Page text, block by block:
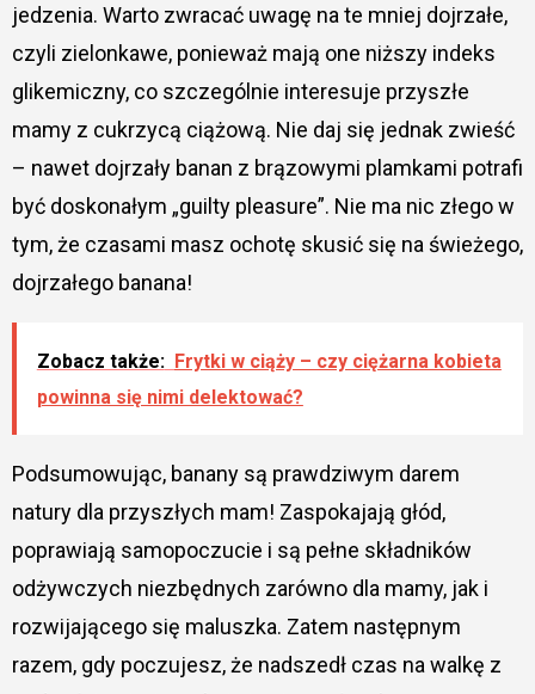
jedzenia. Warto zwracać uwagę na te mniej dojrzałe,
czyli zielonkawe, ponieważ mają one niższy indeks
glikemiczny, co szczególnie interesuje przyszłe
mamy z cukrzycą ciążową. Nie daj się jednak zwieść
– nawet dojrzały banan z brązowymi plamkami potrafi
być doskonałym „guilty pleasure”. Nie ma nic złego w
tym, że czasami masz ochotę skusić się na świeżego,
dojrzałego banana!
Zobacz także: Frytki w ciąży – czy ciężarna kobieta
powinna się nimi delektować?
Podsumowując, banany są prawdziwym darem
natury dla przyszłych mam! Zaspokajają głód,
poprawiają samopoczucie i są pełne składników
odżywczych niezbędnych zarówno dla mamy, jak i
rozwijającego się maluszka. Zatem następnym
razem, gdy poczujesz, że nadszedł czas na walkę z